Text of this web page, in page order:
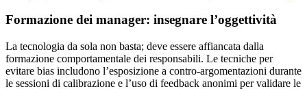
Formazione dei manager: insegnare l’oggettività
La tecnologia da sola non basta; deve essere affiancata dalla
formazione comportamentale dei responsabili. Le tecniche per
evitare bias includono l’esposizione a contro-argomentazioni durante
le sessioni di calibrazione e l’uso di feedback anonimi per validare le